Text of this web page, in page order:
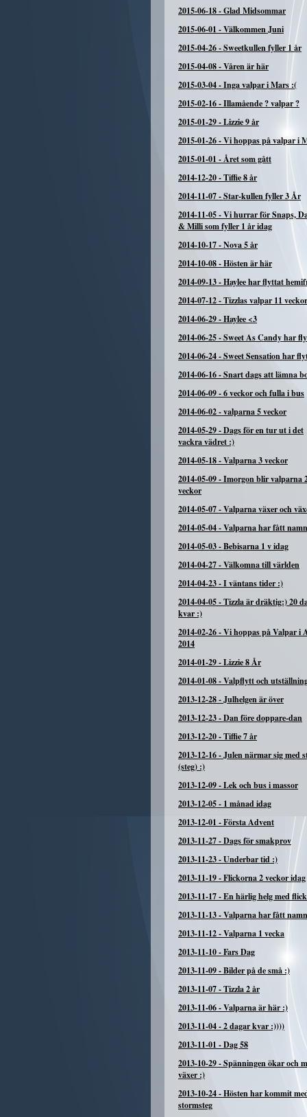
2015-06-18-Glad Midsommar
2015-06-01 -Välkommen Juni
2015-04-26-Sweetkullen fyller 1 år
2015-04-08-Våren är här
2015-03-04-Inga valpar i Mars :(
2015-02-16-Illamående ? valpar ?
2015-01-29-Lizzie 9 år
2015-01-26-Vi hoppas på valpar i
2015-01-01 -Året som gått
2014-12-20-Tiffie 8 år
2014-11-07-Star-kullen fyller 3 År
2014-11-05-Vi hurrar för Snaps,
& Milli som fyller 1 år idag
2014-10-17-Nova 5 år
2014-10-08-Hösten är här
2014-09-13-Haylee har flyttat
2014-07-12-Tizzlas valpar 11 veckor
2014-06-29-Haylee <3
2014-06-25-Sweet As Candy har
2014-06-24-Sweet Sensation har
2014-06-16-Snart dags att lämna
2014-06-09-6 veckor och fulla i bus
2014-06-02-valparna 5 veckor
2014-05-29-Dags för en tur ut i det
vackra vädret :)
2014-05-18-Valparna 3 veckor
2014-05-09-Imorgon blir valparna
veckor
2014-05-07-Valparna växer och
2014-05-04-Valparna har fått
2014-05-03-Bebisarna 1 v idag
2014-04-27-Välkomna till världen
2014-04-23-I väntans tider :)
2014-04-05-Tizzla är dräktig:) 20
kvar :)
2014-02-26-Vi hoppas på Valpar i
2014
2014-01-29-Lizzie 8 År
2014-01-08-Valpflytt och
2013-12-28-Julhelgen är över
2013-12-23-Dan före doppare-dan
2013-12-20-Tiffie 7 år
2013-12-16-Julen närmar sig med
(steg) :)
2013-12-09-Lek och bus i massor
2013-12-05- 1 månad idag
2013-12-01 -Första Advent
2013-11-27-Dags för smakprov
2013-11-23-Underbar tid :)
2013-11-19-Flickorna 2 veckor idag
2013-11-17-En härlig helg med
2013-11-13-Valparna har fått namn
2013-11-12-Valparna 1 vecka
2013-11-10-Fars Dag
2013-11-09-Bilder på de små :)
2013-11-07-Tizzla 2 år
2013-11-06-Valparna är här :)
2013-11-04-2 dagar kvar :))))
2013-11-01 -Dag 58
2013-10-29-Spänningen ökar och
växer :)
2013-10-24-Hösten har kommit
stormsteg